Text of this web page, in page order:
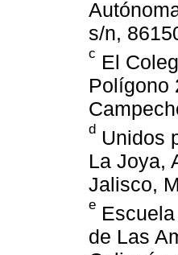
s/n,
c El
Polígono
d Unidos
La Joya,
Jalisco,
e
de Las